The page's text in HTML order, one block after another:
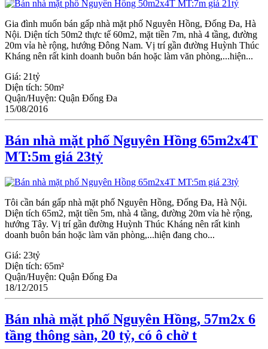
Gia đình muốn bán gấp nhà mặt phố Nguyên Hồng, Đống Đa, Hà
Nội. Diện tích 50m2 thực tế 60m2, mặt tiền 7m, nhà 4 tầng, đường
20m vỉa hè rộng, hướng Đông Nam. Vị trí gần đường Huỳnh Thúc
Kháng nên rất kinh doanh buôn bán hoặc làm văn phòng,...hiện...
Giá: 21tỷ
Diện tích: 50m²
Quận/Huyện: Quận Đống Đa
15/08/2016
Bán nhà mặt phố Nguyên Hồng 65m2x4T
MT:5m giá 23tỷ
Tôi cần bán gấp nhà mặt phố Nguyên Hồng, Đống Đa, Hà Nội.
Diện tích 65m2, mặt tiền 5m, nhà 4 tầng, đường 20m vỉa hè rộng,
hướng Tây. Vị trí gần đường Huỳnh Thúc Kháng nên rất kinh
doanh buôn bán hoặc làm văn phòng,...hiện đang cho...
Giá: 23tỷ
Diện tích: 65m²
Quận/Huyện: Quận Đống Đa
18/12/2015
Bán nhà mặt phố Nguyên Hồng, 57m2x 6
tầng thông sàn, 20 tỷ, có ô chờ t